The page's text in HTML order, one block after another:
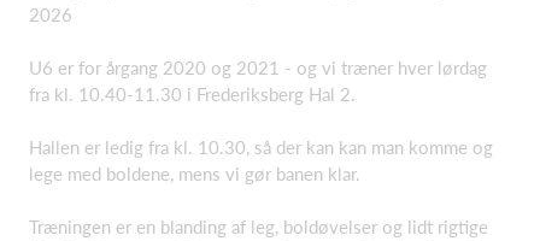
2026
U6 er for årgang 2020 og 2021 - og vi træner hver lørdag
fra kl. 10.40-11.30 i Frederiksberg Hal 2.
Hallen er ledig fra kl. 10.30, så der kan kan man komme og
lege med boldene, mens vi gør banen klar.
Træningen er en blanding af leg, boldøvelser og lidt rigtige